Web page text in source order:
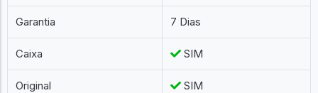
Garantia 7 Dias
Caixa SIM
Original SIM